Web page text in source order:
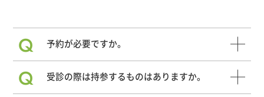
Q 予約が必要ですか。
Q 受診の際は持参するものはありますか。